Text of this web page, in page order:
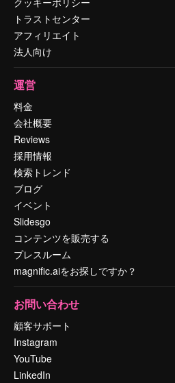
トラストセンター
アフィリエイト
法人向け
運営
料金
会社概要
Reviews
採用情報
検索トレンド
ブログ
イベント
Slidesgo
コンテンツを販売する
プレスルーム
magnific.aiをお探しですか？
お問い合わせ
顧客サポート
Instagram
YouTube
LinkedIn